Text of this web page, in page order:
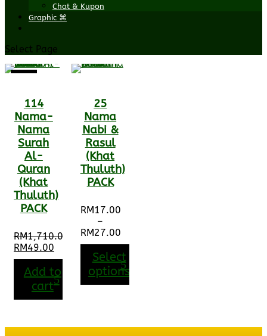
Chat & Kupon
Graphic ⌘
Select Page
114
Nama-
Nama
Surah
Al-
Quran
(Khat
Thuluth)
PACK
RM1,710.00
Original
price
was:
RM1,710.00.
RM49.00
Current
price
is:
RM49.00.
Add to
cart
25
Nama
Nabi &
Rasul
(Khat
Thuluth)
PACK
RM17.00
–
RM27.00
Price
range:
RM17.00
through
RM27.00
Select
options